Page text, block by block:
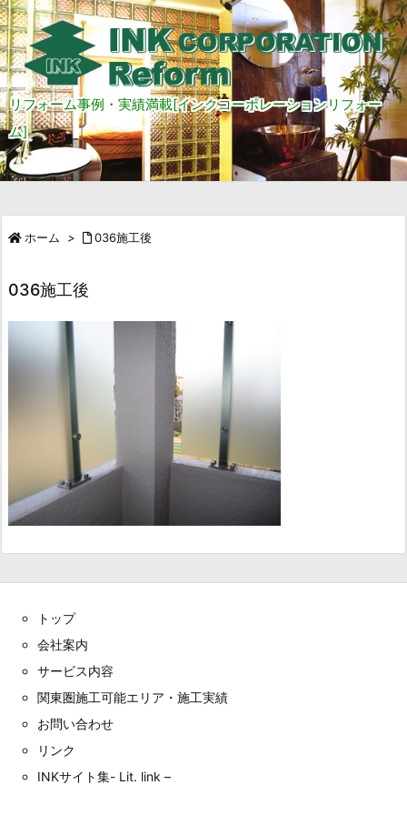
リフォーム事例・実績満載[インクコーポレーションリフォー
ム]
ホーム > 036施工後
036施工後
トップ
会社案内
サービス内容
関東圏施工可能エリア・施工実績
お問い合わせ
リンク
INKサイト集- Lit. link –